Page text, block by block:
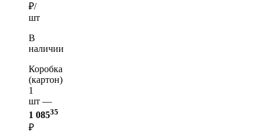
₽/
шт
В
наличии
Коробка
(картон)
1
шт —
1 08535
₽